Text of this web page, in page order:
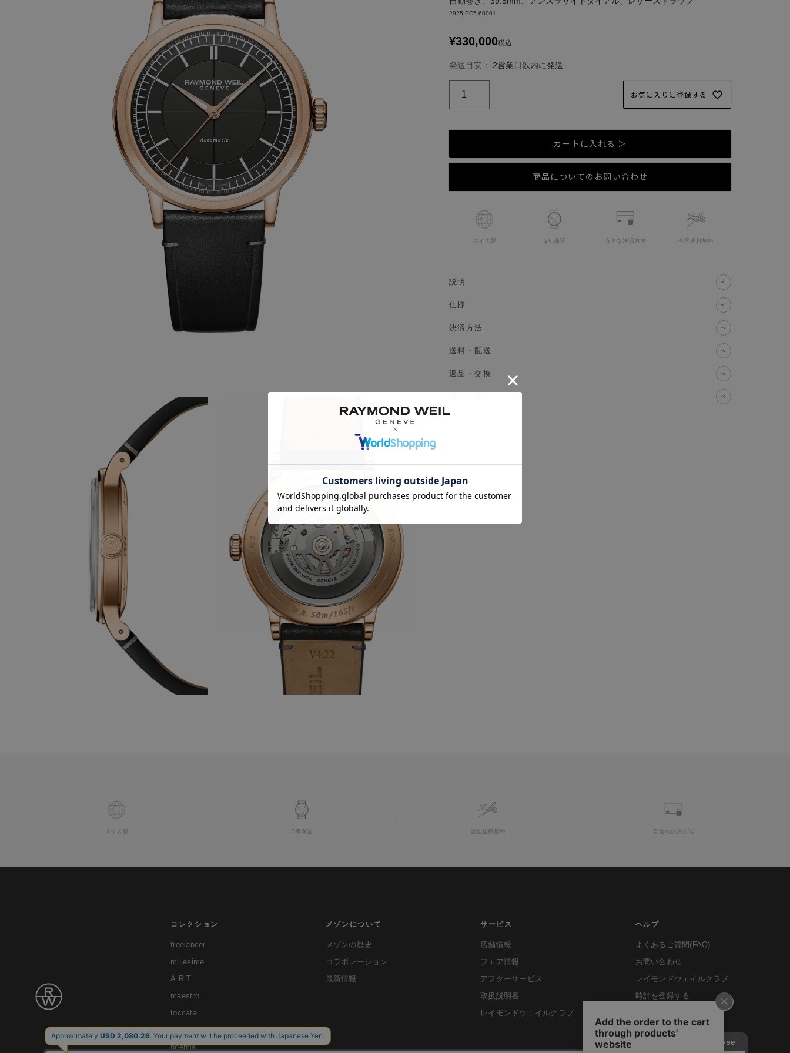
2925-PC5-60001
¥330,000税込
発送目安： 2営業日以内に発送
お気に入りに登録する
カートに入れる ＞
商品についてのお問い合わせ
スイス製 2年保証 安全な決済方法 全国送料無料
説明
仕様
決済方法
送料・配送
返品・交換
スイス製 2年保証 全国送料無料 安全な決済方法
コレクション
freelancer
millesime
A.R.T.
maestro
toccata
tango
noemia
メゾンについて
メゾンの歴史
コラボレーション
最新情報
サービス
店舗情報
フェア情報
アフターサービス
取扱説明書
レイモンドウェイルクラブ
ヘルプ
よくあるご質問(FAQ)
お問い合わせ
レイモンドウェイルクラブ
時計を登録する